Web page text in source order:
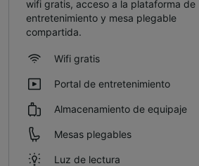
wifi gratis, acceso a la plataforma de
entretenimiento y mesa plegable
compartida.
Wifi gratis
Portal de entretenimiento
Almacenamiento de equipaje
Mesas plegables
Luz de lectura